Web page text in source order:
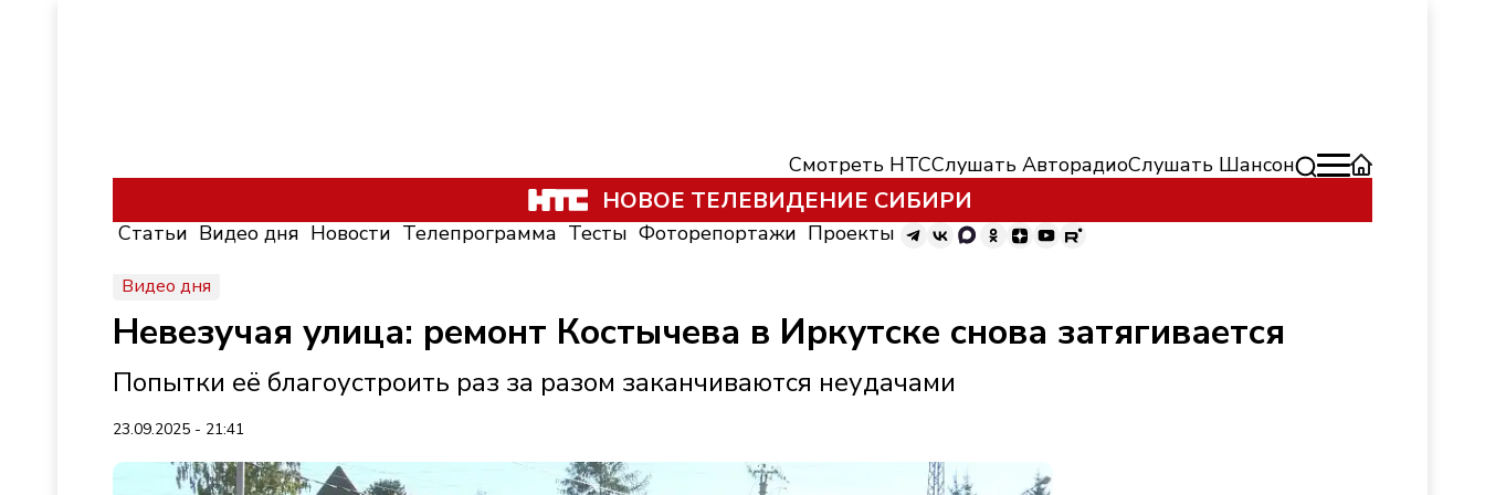
Смотреть НТССлушать АвторадиоСлушать Шансон
НОВОЕ ТЕЛЕВИДЕНИЕ СИБИРИ
Статьи Видео дня Новости Телепрограмма Тесты Фоторепортажи Проекты
Видео дня
Невезучая улица: ремонт Костычева в Иркутске снова затягивается
Попытки её благоустроить раз за разом заканчиваются неудачами
23.09.2025 - 21:41